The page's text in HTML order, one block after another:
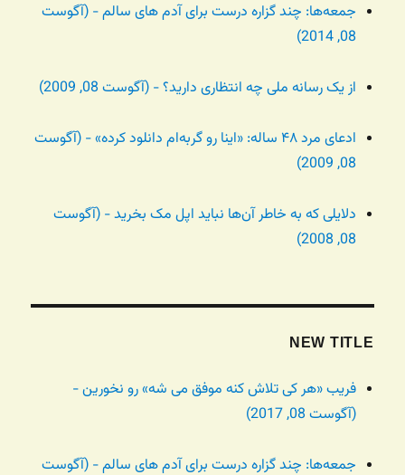
جمعه‌ها: چند گزاره درست برای آدم های سالم - (آگوست
08, 2014)
از یک رسانه ملی چه انتظاری دارید؟ - (آگوست 08, 2009)
ادعای مرد ۴۸ ساله: «اینا رو گربه‌ام دانلود کرده» - (آگوست
08, 2009)
دلایلی که به خاطر آن‌ها نباید اپل مک بخرید - (آگوست
08, 2008)
NEW TITLE
فریب «هر کی تلاش کنه موفق می شه» رو نخورین -
(آگوست 08, 2017)
جمعه‌ها: چند گزاره درست برای آدم های سالم - (آگوست